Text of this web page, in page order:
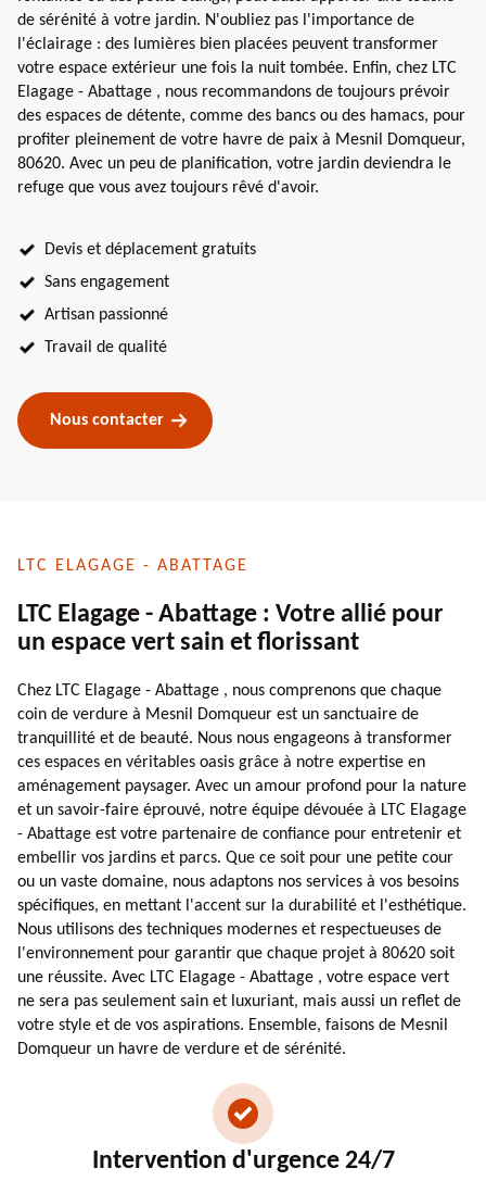
de sérénité à votre jardin. N'oubliez pas l'importance de
l'éclairage : des lumières bien placées peuvent transformer
votre espace extérieur une fois la nuit tombée. Enfin, chez LTC
Elagage - Abattage , nous recommandons de toujours prévoir
des espaces de détente, comme des bancs ou des hamacs, pour
profiter pleinement de votre havre de paix à Mesnil Domqueur,
80620. Avec un peu de planification, votre jardin deviendra le
refuge que vous avez toujours rêvé d'avoir.
Devis et déplacement gratuits
Sans engagement
Artisan passionné
Travail de qualité
Nous contacter
LTC ELAGAGE - ABATTAGE
LTC Elagage - Abattage : Votre allié pour
un espace vert sain et florissant
Chez LTC Elagage - Abattage , nous comprenons que chaque
coin de verdure à Mesnil Domqueur est un sanctuaire de
tranquillité et de beauté. Nous nous engageons à transformer
ces espaces en véritables oasis grâce à notre expertise en
aménagement paysager. Avec un amour profond pour la nature
et un savoir-faire éprouvé, notre équipe dévouée à LTC Elagage
- Abattage est votre partenaire de confiance pour entretenir et
embellir vos jardins et parcs. Que ce soit pour une petite cour
ou un vaste domaine, nous adaptons nos services à vos besoins
spécifiques, en mettant l'accent sur la durabilité et l'esthétique.
Nous utilisons des techniques modernes et respectueuses de
l'environnement pour garantir que chaque projet à 80620 soit
une réussite. Avec LTC Elagage - Abattage , votre espace vert
ne sera pas seulement sain et luxuriant, mais aussi un reflet de
votre style et de vos aspirations. Ensemble, faisons de Mesnil
Domqueur un havre de verdure et de sérénité.
Intervention d'urgence 24/7